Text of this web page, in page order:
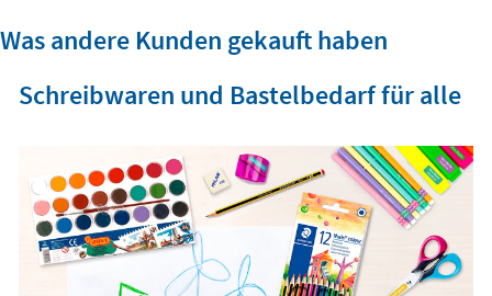
Was andere Kunden gekauft haben
Schreibwaren und Bastelbedarf für alle